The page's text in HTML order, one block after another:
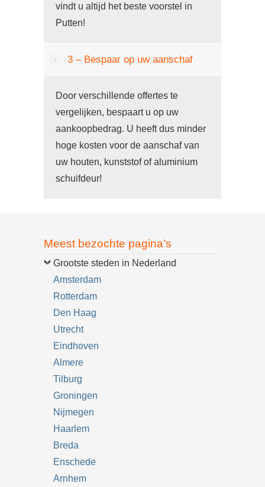
vindt u altijd het beste voorstel in
Putten!
3 – Bespaar op uw aanschaf
Door verschillende offertes te
vergelijken, bespaart u op uw
aankoopbedrag. U heeft dus minder
hoge kosten voor de aanschaf van
uw houten, kunststof of aluminium
schuifdeur!
Meest bezochte pagina’s
Grootste steden in Nederland
Amsterdam
Rotterdam
Den Haag
Utrecht
Eindhoven
Almere
Tilburg
Groningen
Nijmegen
Haarlem
Breda
Enschede
Arnhem